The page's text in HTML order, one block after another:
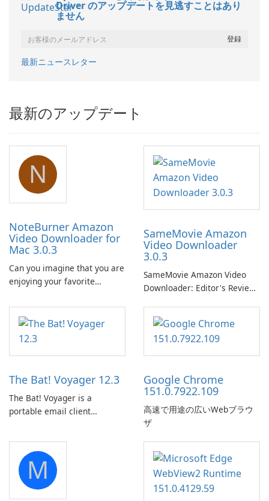
Driver のアップデートを見逃すことはあり
ません
最新ニュースレター
最新のアップデート
N
NoteBurner Amazon
Video Downloader for
Mac 3.0.3
Can you imagine that you are
enjoying your favorite
lying on the beach, camping
in the woods or even during
your long commute to work
SameMovie Amazon
Video Downloader
3.0.3
SameMovie Amazon Video
Downloader: Editor's Review
Downloader is a desktop
utility for saving Amazon
Prime Video titles and other
Amazon web-player content
The Bat! Voyager 12.3
The Bat! Voyager is a
portable email client
portable media on any
computer running Microsoft
Windows.
Google Chrome
151.0.7922.109
高速で用途の広いWebブラウ
ザ
M